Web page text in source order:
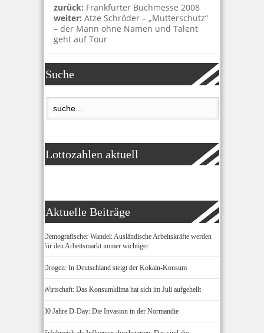
zurück: Frankfurter Buchmesse 2008
weiter: Atze Schröder – „Mutterschutz“
– der Mann ohne Namen und Talent
geht auf Tour
Suche
Lottozahlen aktuell
Aktuelle Beiträge
Demografischer Wandel: Ausländische Arbeitskräfte werden
für den Arbeitsmarkt immer wichtiger
Drogen: In Deutschland steigt der Kokain-Konsum
Wirtschaft: Das Konsumklima hat sich im Juli aufgehellt
80 Jahre D-Day: Die Invasion in der Normandie